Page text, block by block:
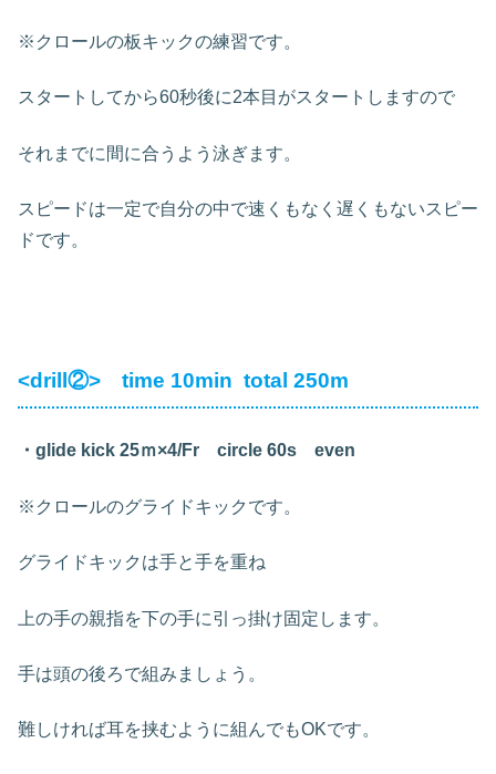
※クロールの板キックの練習です。
スタートしてから60秒後に2本目がスタートしますので
それまでに間に合うよう泳ぎます。
スピードは一定で自分の中で速くもなく遅くもないスピー
ドです。
<drill②> time 10min total 250m
・glide kick 25ｍ×4/Fr circle 60s even
※クロールのグライドキックです。
グライドキックは手と手を重ね
上の手の親指を下の手に引っ掛け固定します。
手は頭の後ろで組みましょう。
難しければ耳を挟むように組んでもOKです。